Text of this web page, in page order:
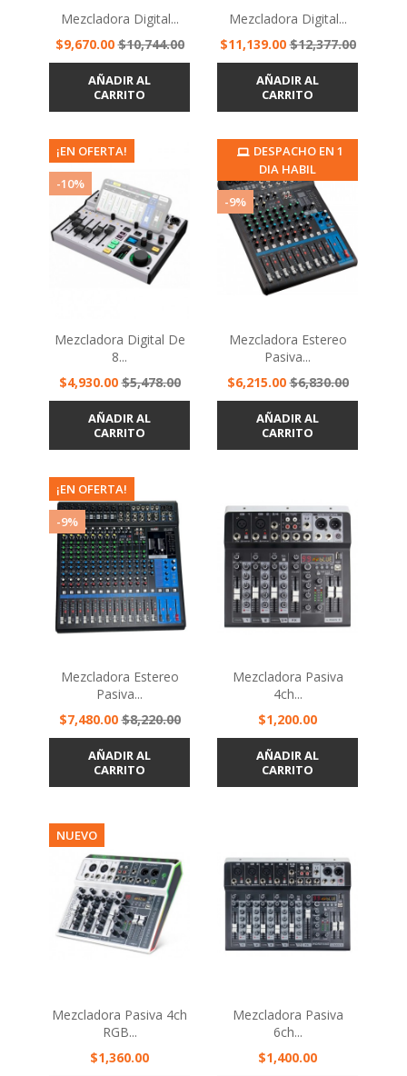
Mezcladora Digital...
Precio
$9,670.00Precio
base
$10,744.00
AÑADIR AL
CARRITO
Mezcladora Digital...
Precio
$11,139.00Precio
base
$12,377.00
AÑADIR AL
CARRITO
¡EN OFERTA!
-10%
Mezcladora Digital De
8...
Precio
$4,930.00Precio
base
$5,478.00
AÑADIR AL
CARRITO
DESPACHO EN 1
DIA HABIL
¡EN OFERTA!
-9%
Mezcladora Estereo
Pasiva...
Precio
$6,215.00Precio
base
$6,830.00
AÑADIR AL
CARRITO
¡EN OFERTA!
-9%
Mezcladora Estereo
Pasiva...
Precio
$7,480.00Precio
base
$8,220.00
AÑADIR AL
CARRITO
Mezcladora Pasiva
4ch...
Precio
$1,200.00
AÑADIR AL
CARRITO
NUEVO
Mezcladora Pasiva 4ch
RGB...
Precio
$1,360.00
Mezcladora Pasiva
6ch...
Precio
$1,400.00